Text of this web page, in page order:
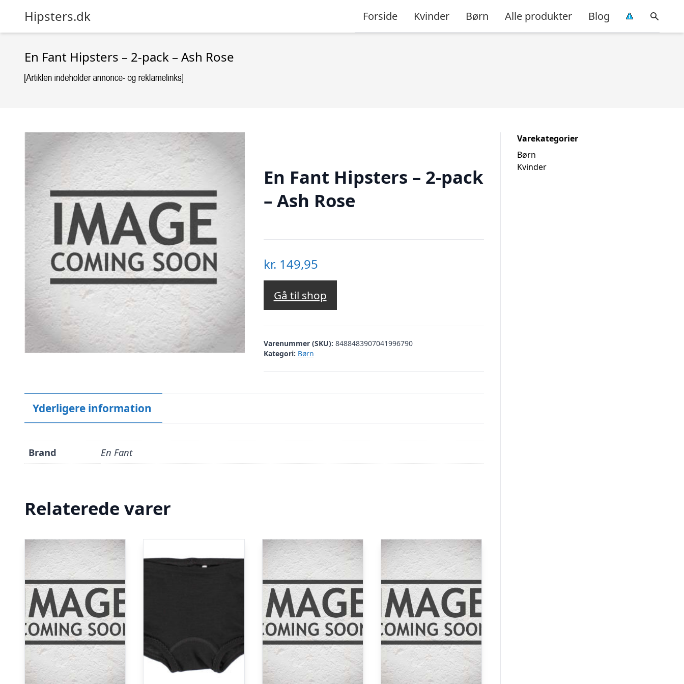
Hipsters.dk Forside Kvinder Børn Alle produkter Blog
En Fant Hipsters – 2-pack – Ash Rose
En Fant Hipsters – 2-pack
– Ash Rose
kr. 149,95
Gå til shop
Varenummer (SKU): 8488483907041996790
Kategori: Børn
Yderligere information
Brand En Fant
Relaterede varer
Varekategorier
Børn
Kvinder